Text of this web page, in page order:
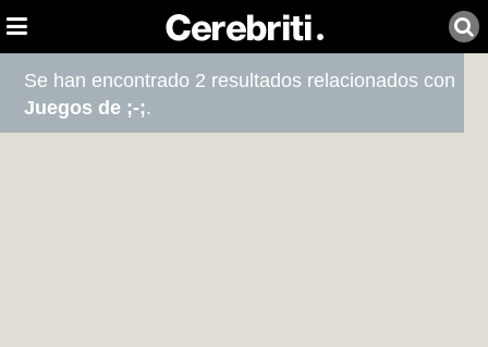
Se han encontrado 2 resultados relacionados con
Juegos de ;-;.